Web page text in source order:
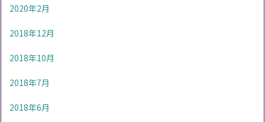
2020年2月
2018年12月
2018年10月
2018年7月
2018年6月